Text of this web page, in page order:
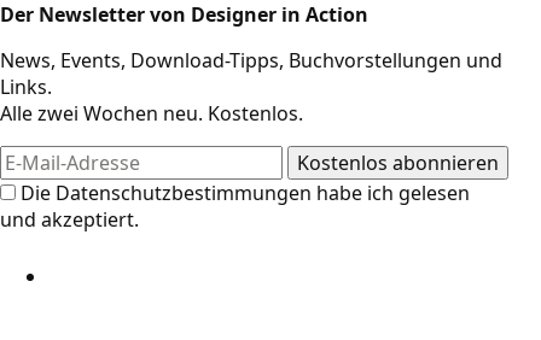
Der Newsletter von Designer in Action
News, Events, Download-Tipps, Buchvorstellungen und
Links.
Alle zwei Wochen neu. Kostenlos.
Die Datenschutzbestimmungen habe ich gelesen
und akzeptiert.